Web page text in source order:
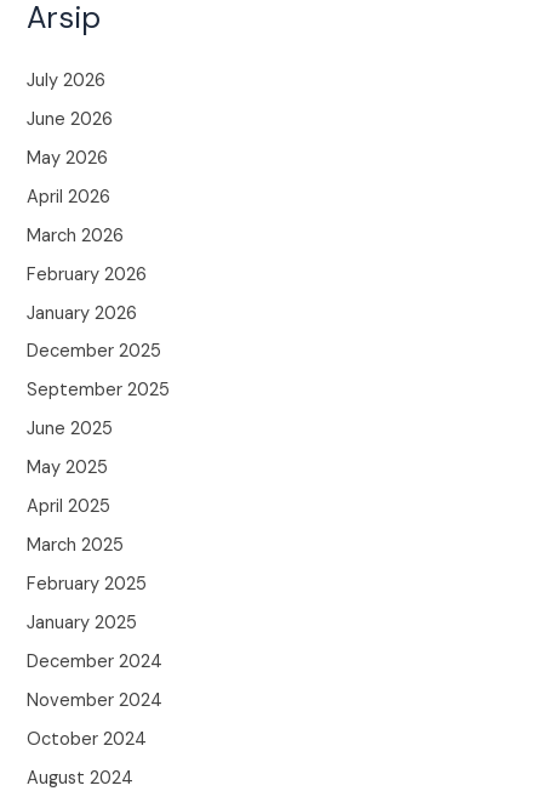
Arsip
July 2026
June 2026
May 2026
April 2026
March 2026
February 2026
January 2026
December 2025
September 2025
June 2025
May 2025
April 2025
March 2025
February 2025
January 2025
December 2024
November 2024
October 2024
August 2024